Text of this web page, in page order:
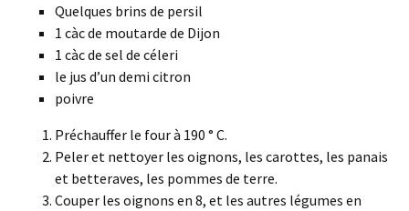
Quelques brins de persil
1 càc de moutarde de Dijon
1 càc de sel de céleri
le jus d’un demi citron
poivre
Préchauffer le four à 190 ° C.
Peler et nettoyer les oignons, les carottes, les panais
et betteraves, les pommes de terre.
Couper les oignons en 8, et les autres légumes en